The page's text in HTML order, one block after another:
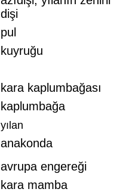
dişi
pul
kuyruğu
kara kaplumbağası
kaplumbağa
yılan
anakonda
avrupa engereği
kara mamba